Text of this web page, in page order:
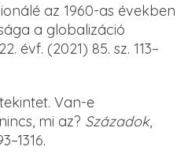
az 1960-as években
a globalizáció
évf. (2021) 85. sz. 113–
Van-e
mi az? Századok,